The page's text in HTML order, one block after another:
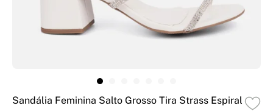
Sandália Feminina Salto Grosso Tira Strass Espiral